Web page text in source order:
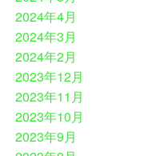
2024年4月
2024年3月
2024年2月
2023年12月
2023年11月
2023年10月
2023年9月